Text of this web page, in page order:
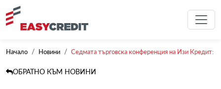
Начало Новини Седмата търговска конференция на Изи Кредит:
ОБРАТНО КЪМ НОВИНИ